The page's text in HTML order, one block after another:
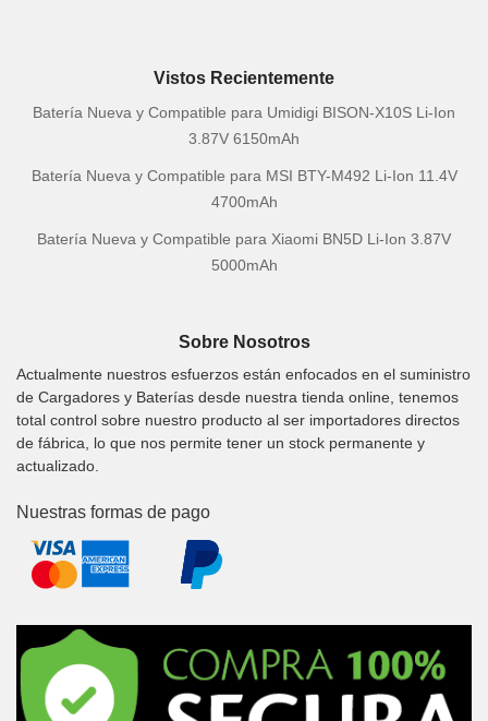
Vistos Recientemente
Batería Nueva y Compatible para Umidigi BISON-X10S Li-Ion
3.87V 6150mAh
Batería Nueva y Compatible para MSI BTY-M492 Li-Ion 11.4V
4700mAh
Batería Nueva y Compatible para Xiaomi BN5D Li-Ion 3.87V
5000mAh
Sobre Nosotros
Actualmente nuestros esfuerzos están enfocados en el suministro
de Cargadores y Baterías desde nuestra tienda online, tenemos
total control sobre nuestro producto al ser importadores directos
de fábrica, lo que nos permite tener un stock permanente y
actualizado.
Nuestras formas de pago